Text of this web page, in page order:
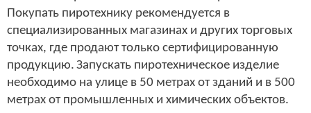
Покупать пиротехнику рекомендуется в
специализированных магазинах и других торговых
точках, где продают только сертифицированную
продукцию. Запускать пиротехническое изделие
необходимо на улице в 50 метрах от зданий и в 500
метрах от промышленных и химических объектов.